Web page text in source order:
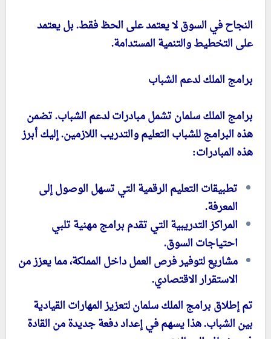
النجاح في السوق لا يعتمد على الحظ فقط. بل يعتمد
على التخطيط والتنمية المستدامة.
برامج الملك لدعم الشباب
برامج الملك سلمان تشمل مبادرات لدعم الشباب. تضمن
هذه البرامج للشباب التعليم والتدريب اللازمين. إليك أبرز
هذه المبادرات:
تطبيقات التعليم الرقمية التي تسهل الوصول إلى
المعرفة.
المراكز التدريبية التي تقدم برامج مهنية تلبي
احتياجات السوق.
مشاريع لتوفير فرص العمل داخل المملكة، مما يعزز من
الاستقرار الاقتصادي.
تم إطلاق برامج الملك سلمان لتعزيز المهارات القيادية
بين الشباب. هذا يسهم في إعداد دفعة جديدة من القادة